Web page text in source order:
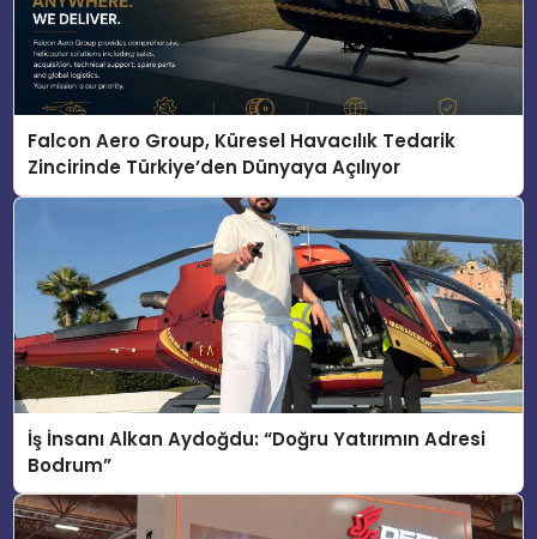
Falcon Aero Group, Küresel Havacılık Tedarik
Zincirinde Türkiye’den Dünyaya Açılıyor
İş İnsanı Alkan Aydoğdu: “Doğru Yatırımın Adresi
Bodrum”